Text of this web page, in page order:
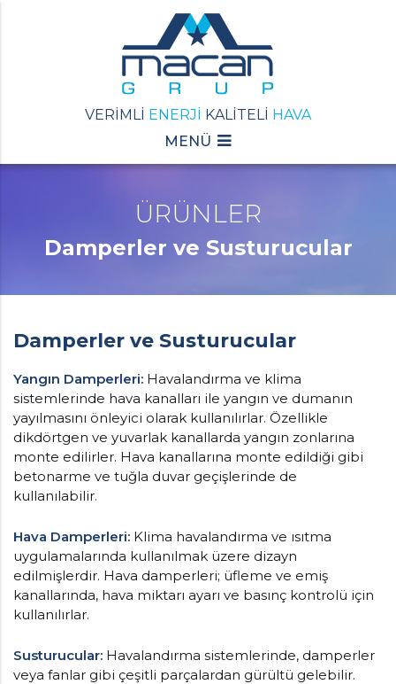
VERİMLİ ENERJİ KALİTELİ HAVA
MENÜ
ÜRÜNLER
Damperler ve Susturucular
Damperler ve Susturucular
Yangın Damperleri: Havalandırma ve klima
sistemlerinde hava kanalları ile yangın ve dumanın
yayılmasını önleyici olarak kullanılırlar. Özellikle
dikdörtgen ve yuvarlak kanallarda yangın zonlarına
monte edilirler. Hava kanallarına monte edildiği gibi
betonarme ve tuğla duvar geçişlerinde de
kullanılabilir.
Hava Damperleri: Klima havalandırma ve ısıtma
uygulamalarında kullanılmak üzere dizayn
edilmişlerdir. Hava damperleri; üfleme ve emiş
kanallarında, hava miktarı ayarı ve basınç kontrolü için
kullanılırlar.
Susturucular: Havalandırma sistemlerinde, damperler
veya fanlar gibi çeşitli parçalardan gürültü gelebilir.